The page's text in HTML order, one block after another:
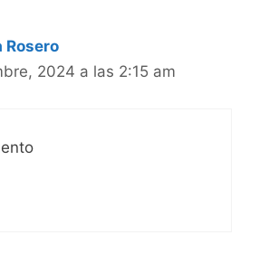
Rosero
2024 a las 2:15 am